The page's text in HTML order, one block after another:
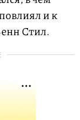
и к
Стил.